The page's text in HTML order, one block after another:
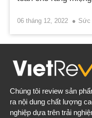
06 tháng 12, 2022 Sức
Chúng tôi review sản
ra nội dung chất lượng
nghiệp dựa trên trải